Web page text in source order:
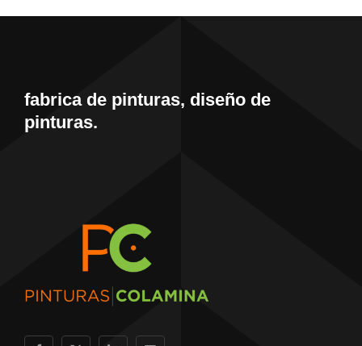
fabrica de pinturas, diseño de
pinturas.